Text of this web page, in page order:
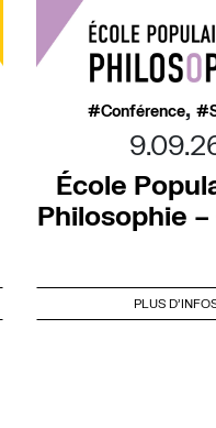
Conférence,
École
Philosophie
PLUS